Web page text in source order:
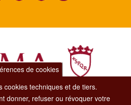
Eventi, Sport, Turismo e Moda.
de cookies
cookies techniques et de tiers.
donner, refuser ou révoquer votre